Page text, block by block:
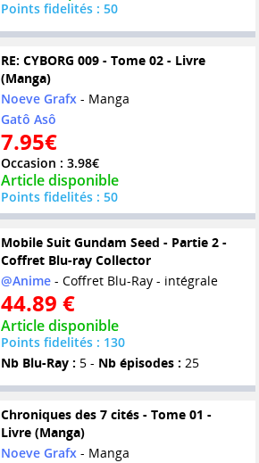
Points fidelités : 50
RE: CYBORG 009 - Tome 02 - Livre
(Manga)
Noeve Grafx- Manga
Gatô Asô
7.95€
Occasion : 3.98€
Article disponible
Points fidelités : 50
Mobile Suit Gundam Seed - Partie 2 -
Coffret Blu-ray Collector
@Anime- Coffret Blu-Ray - intégrale
44.89 €
Article disponible
Points fidelités : 130
Nb Blu-Ray : 5 - Nb épisodes : 25
Chroniques des 7 cités - Tome 01 -
Livre (Manga)
Noeve Grafx- Manga